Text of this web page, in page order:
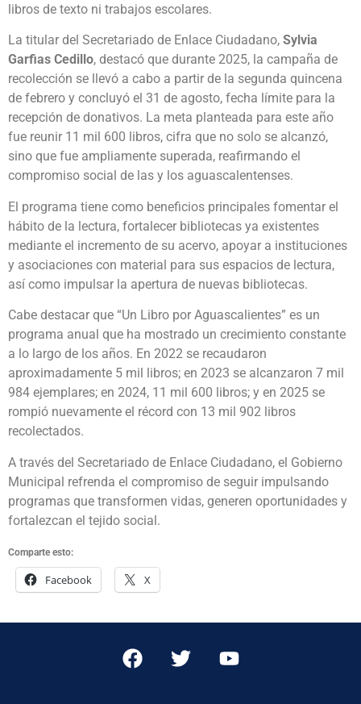
libros de texto ni trabajos escolares.
La titular del Secretariado de Enlace Ciudadano, Sylvia
Garfias Cedillo, destacó que durante 2025, la campaña de
recolección se llevó a cabo a partir de la segunda quincena
de febrero y concluyó el 31 de agosto, fecha límite para la
recepción de donativos. La meta planteada para este año
fue reunir 11 mil 600 libros, cifra que no solo se alcanzó,
sino que fue ampliamente superada, reafirmando el
compromiso social de las y los aguascalentenses.
El programa tiene como beneficios principales fomentar el
hábito de la lectura, fortalecer bibliotecas ya existentes
mediante el incremento de su acervo, apoyar a instituciones
y asociaciones con material para sus espacios de lectura,
así como impulsar la apertura de nuevas bibliotecas.
Cabe destacar que “Un Libro por Aguascalientes” es un
programa anual que ha mostrado un crecimiento constante
a lo largo de los años. En 2022 se recaudaron
aproximadamente 5 mil libros; en 2023 se alcanzaron 7 mil
984 ejemplares; en 2024, 11 mil 600 libros; y en 2025 se
rompió nuevamente el récord con 13 mil 902 libros
recolectados.
A través del Secretariado de Enlace Ciudadano, el Gobierno
Municipal refrenda el compromiso de seguir impulsando
programas que transformen vidas, generen oportunidades y
fortalezcan el tejido social.
Comparte esto:
Facebook X